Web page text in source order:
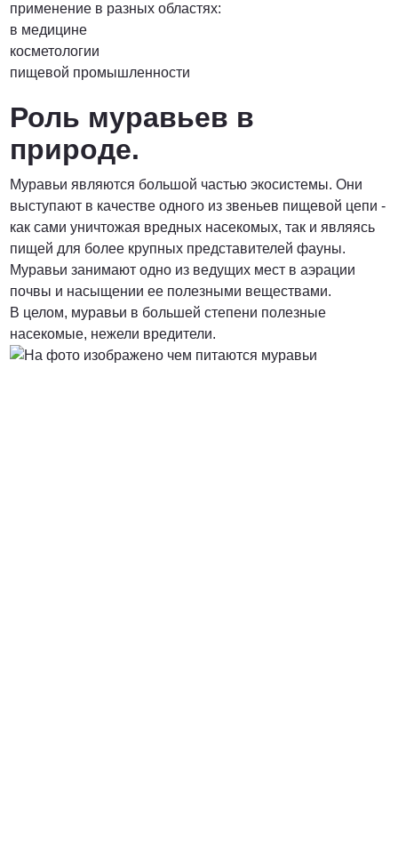
применение в разных областях:
в медицине
косметологии
пищевой промышленности
Роль муравьев в
природе.
Муравьи являются большой частью экосистемы. Они
выступают в качестве одного из звеньев пищевой цепи -
как сами уничтожая вредных насекомых, так и являясь
пищей для более крупных представителей фауны.
Муравьи занимают одно из ведущих мест в аэрации
почвы и насыщении ее полезными веществами.
В целом, муравьи в большей степени полезные
насекомые, нежели вредители.